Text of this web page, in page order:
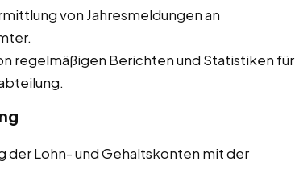
von Jahresmeldungen an
regelmäßigen Berichten und Statistiken für
der Lohn- und Gehaltskonten mit der